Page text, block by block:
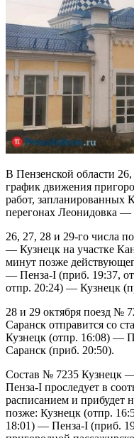
В Пензенской области
график движения
работ, запланированных
перегонах Леонидовка
26, 27, 28 и 29-го числа
— Кузнецк на участке
минут позже
— Пенза-I (приб. 19:37,
отпр. 20:24) — Кузнецк
28 и 29 октября поезд
Саранск отправится со
Кузнецк (отпр. 16:08) —
Саранск (приб. 20:50).
Состав № 7235 Кузнецк
Пенза-I проследует в
расписанием и прибудет
позже: Кузнецк (отпр.
18:01) — Пенза-I (приб.